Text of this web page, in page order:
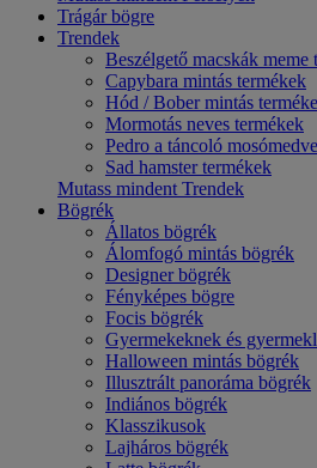
Trágár bögre
Trendek
Beszélgető macskák meme
Capybara mintás termékek
Hód / Bober mintás
Mormotás neves termékek
Pedro a táncoló mosómedve
Sad hamster termékek
Mutass mindent Trendek
Bögrék
Állatos bögrék
Álomfogó mintás bögrék
Designer bögrék
Fényképes bögre
Focis bögrék
Gyermekeknek és
Halloween mintás bögrék
Illusztrált panoráma bögrék
Indiános bögrék
Klasszikusok
Lajháros bögrék